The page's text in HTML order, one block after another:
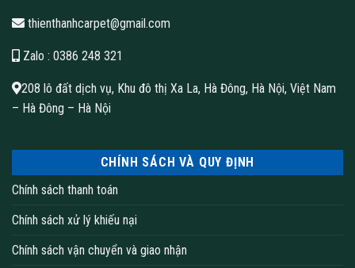
thienthanhcarpet@gmail.com
Zalo : 0386 248 321
208 lô đất dịch vụ, Khu đô thị Xa La, Hà Đông, Hà Nội, Việt Nam
– Hà Đông – Hà Nội
CHÍNH SÁCH VÀ QUY ĐỊNH
Chính sách thanh toán
Chính sách xử lý khiếu nại
Chính sách vận chuyển và giao nhận